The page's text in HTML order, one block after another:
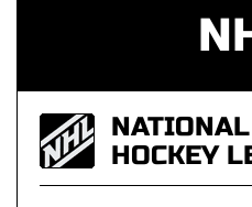
NATIONAL
HOCKEY